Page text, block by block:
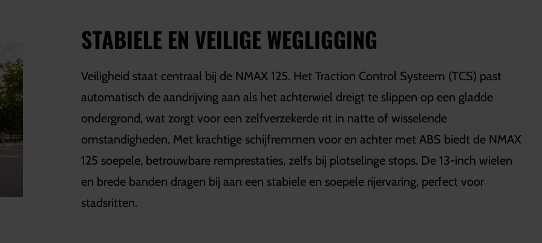
STABIELE EN VEILIGE WEGLIGGING
Veiligheid staat centraal bij de NMAX 125. Het Traction Control Systeem (TCS) past
automatisch de aandrijving aan als het achterwiel dreigt te slippen op een gladde
ondergrond, wat zorgt voor een zelfverzekerde rit in natte of wisselende
omstandigheden. Met krachtige schijfremmen voor en achter met ABS biedt de NMAX
125 soepele, betrouwbare remprestaties, zelfs bij plotselinge stops. De 13-inch wielen
en brede banden dragen bij aan een stabiele en soepele rijervaring, perfect voor
stadsritten.